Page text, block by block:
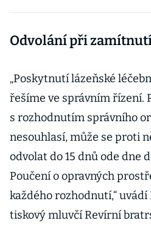
Odvolání při
„Poskytnutí lázeňské
řešíme ve správním řízení.
s rozhodnutím správního
nesouhlasí, může se proti
odvolat do 15 dnů ode dne
Poučení o opravných
každého rozhodnutí,“ uvádí
tiskový mluvčí Revírní